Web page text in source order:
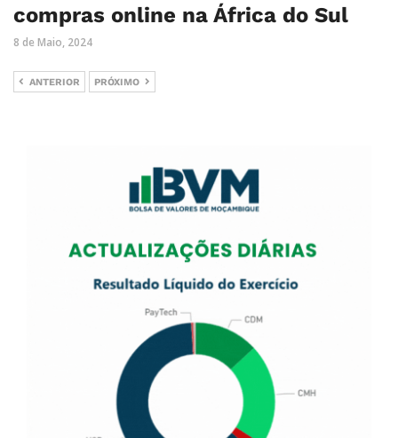
compras online na África do Sul
8 de Maio, 2024
ANTERIOR PRÓXIMO